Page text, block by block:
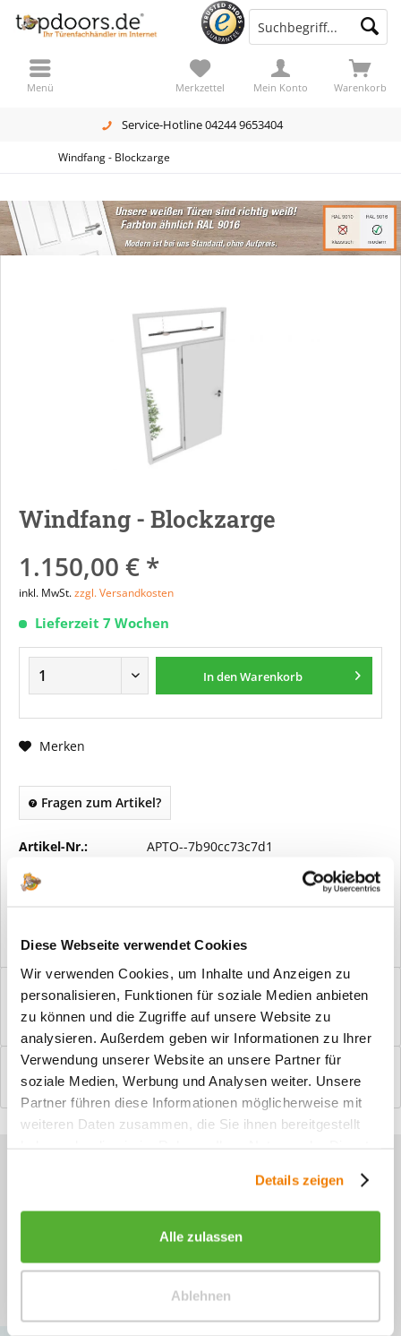
Diese Webseite verwendet Cookies
Wir verwenden Cookies, um Inhalte und Anzeigen zu
personalisieren, Funktionen für soziale Medien anbieten
zu können und die Zugriffe auf unsere Website zu
analysieren. Außerdem geben wir Informationen zu Ihrer
Verwendung unserer Website an unsere Partner für
soziale Medien, Werbung und Analysen weiter. Unsere
Partner führen diese Informationen möglicherweise mit
weiteren Daten zusammen, die Sie ihnen bereitgestellt
Details zeigen
Alle zulassen
Ablehnen
Service-Hotline 04244 9653404
Warenkorb
Merkzettel Mein Konto
Menü
Windfang - Blockzarge
Windfang - Blockzarge
1.150,00 € *
inkl. MwSt.zzgl. Versandkosten
Lieferzeit 7 Wochen
In denWarenkorb
Merken
Fragen zum Artikel?
Artikel-Nr.: APTO--7b90cc73c7d1
Vorteile
Windfangelemente online am Bildschirm konfigurieren und
einbaufertig bestellen. In wenigen...
Bewertungen
0
Bewertungen lesen, schreiben und diskutieren...mehr
Sie haben Fragen zu unseren
+49 (0)4244 965 34 04
Mo - Do, 09:00 - 16:00 Uhr
und Fr, 09:00 - 13:00 Uhr